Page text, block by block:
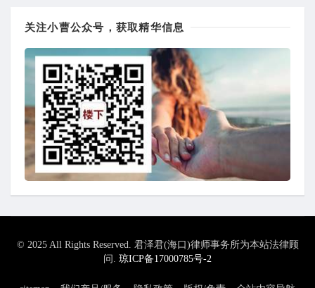
关注小曹公众号，获取精华信息
© 2025 All Rights Reserved. 君泽君(海口)律师事务所为本站法律顾
问. 琼ICP备17000785号-2